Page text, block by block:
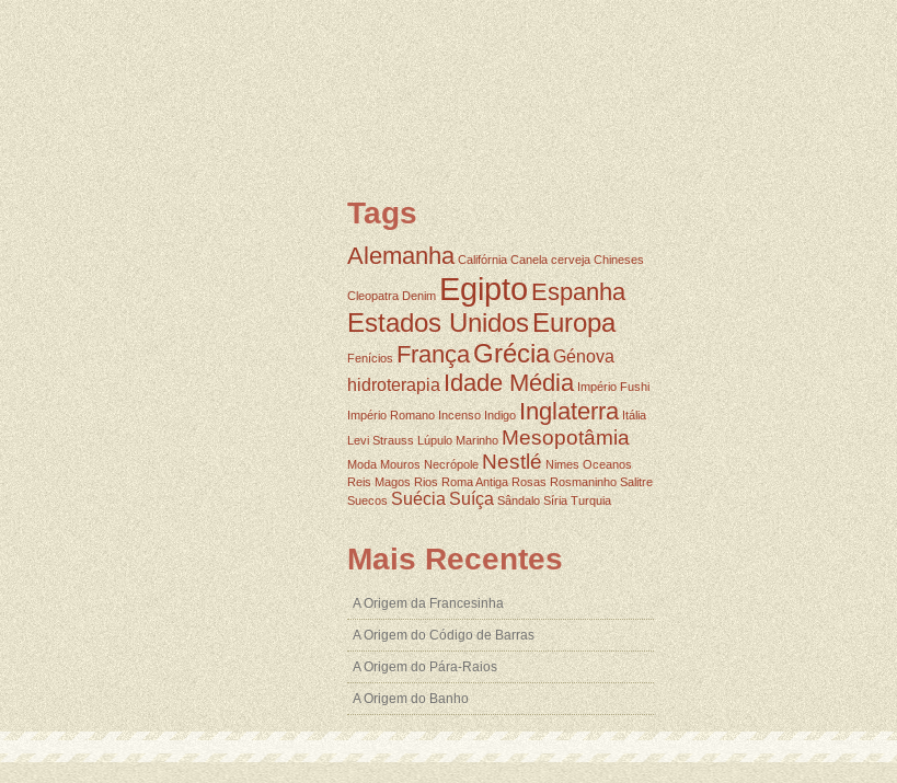
Tags
Alemanha Califórnia Canela cerveja Chineses
Cleopatra Denim EgiptoEspanha
Estados UnidosEuropa
Fenícios FrançaGréciaGénova
hidroterapiaIdade Média Império Fushi
Império Romano Incenso Indigo Inglaterra Itália
Levi Strauss Lúpulo Marinho Mesopotâmia
Moda Mouros Necrópole Nestlé Nimes Oceanos
Reis Magos Rios Roma Antiga Rosas Rosmaninho Salitre
Suecos Suécia Suíça Sândalo Síria Turquia
Mais Recentes
A Origem da Francesinha
A Origem do Código de Barras
A Origem do Pára-Raios
A Origem do Banho